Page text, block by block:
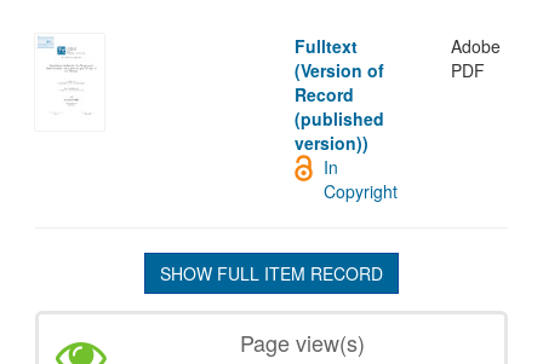
Fulltext
(Version of
Record
(published
version))
Adobe
PDF
In
Copyright
SHOW FULL ITEM RECORD
Page view(s)